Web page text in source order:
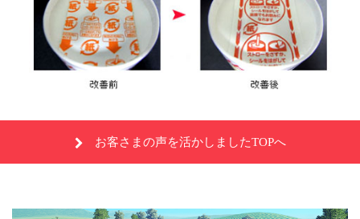
お客さまの声を活かしましたTOPへ